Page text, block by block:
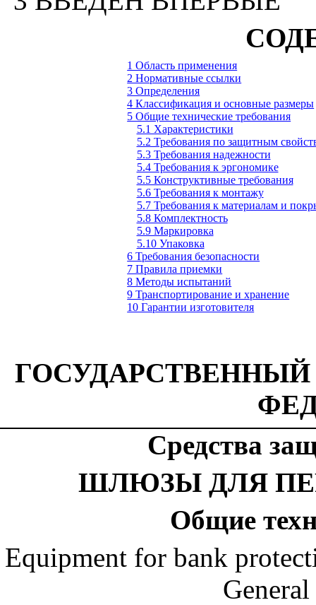
1 Область применения
2 Нормативные ссылки
3 Определения
4 Классификация и основные размеры
5 Общие технические требования
5.1 Характеристики
5.2 Требования по защитным
5.3 Требования надежности
5.4 Требования к эргономике
5.5 Конструктивные требования
5.6 Требования к монтажу
5.7 Требования к материалам и
5.8 Комплектность
5.9 Маркировка
5.10 Упаковка
6 Требования безопасности
7 Правила приемки
8 Методы испытаний
9 Транспортирование и хранение
10 Гарантии изготовителя
Средства
ШЛЮЗЫ ДЛЯ
Общие
Equipment for bank